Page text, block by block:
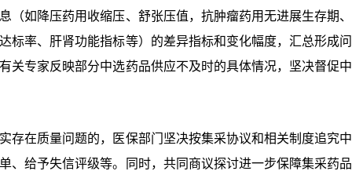
如降压药用收缩压、舒张压值，抗肿瘤药用无进展生存期、
标率、肝肾功能指标等）的差异指标和变化幅度，汇总形成问
关专家反映部分中选药品供应不及时的具体情况，坚决督促中
存在质量问题的，医保部门坚决按集采协议和相关制度追究中
、给予失信评级等。同时，共同商议探讨进一步保障集采药品